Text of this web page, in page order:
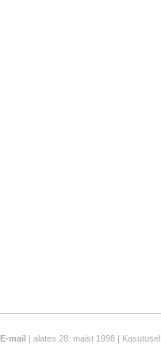
E-mail| alates 28. maist 1998 | Kasutusel